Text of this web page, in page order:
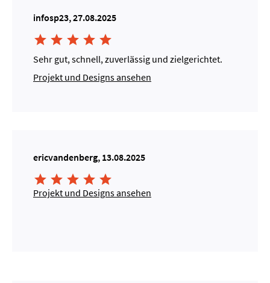
infosp23, 27.08.2025
    
Sehr gut, schnell, zuverlässig und zielgerichtet.
Projekt und Designs ansehen
ericvandenberg, 13.08.2025
    
Projekt und Designs ansehen